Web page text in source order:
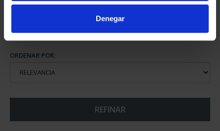
Denegar
ORDENAR POR:
REFINAR